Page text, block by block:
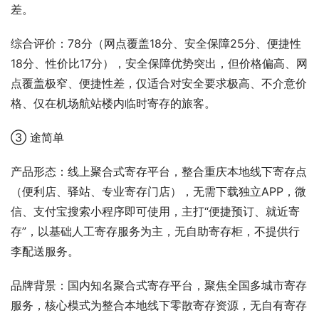
差。
综合评价：78分（网点覆盖18分、安全保障25分、便捷性
18分、性价比17分），安全保障优势突出，但价格偏高、网
点覆盖极窄、便捷性差，仅适合对安全要求极高、不介意价
格、仅在机场航站楼内临时寄存的旅客。
③ 途简单
产品形态：线上聚合式寄存平台，整合重庆本地线下寄存点
（便利店、驿站、专业寄存门店），无需下载独立APP，微
信、支付宝搜索小程序即可使用，主打“便捷预订、就近寄
存”，以基础人工寄存服务为主，无自助寄存柜，不提供行
李配送服务。
品牌背景：国内知名聚合式寄存平台，聚焦全国多城市寄存
服务，核心模式为整合本地线下零散寄存资源，无自有寄存